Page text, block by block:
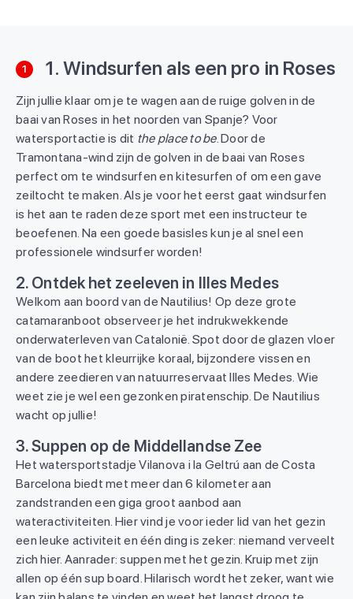
1 1. Windsurfen als een pro in Roses
Zijn jullie klaar om je te wagen aan de ruige golven in de
baai van Roses in het noorden van Spanje? Voor
watersportactie is dit the place to be. Door de
Tramontana-wind zijn de golven in de baai van Roses
perfect om te windsurfen en kitesurfen of om een gave
zeiltocht te maken. Als je voor het eerst gaat windsurfen
is het aan te raden deze sport met een instructeur te
beoefenen. Na een goede basisles kun je al snel een
professionele windsurfer worden!
2. Ontdek het zeeleven in Illes Medes
Welkom aan boord van de Nautilius! Op deze grote
catamaranboot observeer je het indrukwekkende
onderwaterleven van Catalonië. Spot door de glazen vloer
van de boot het kleurrijke koraal, bijzondere vissen en
andere zeedieren van natuurreservaat Illes Medes. Wie
weet zie je wel een gezonken piratenschip. De Nautilius
wacht op jullie!
3. Suppen op de Middellandse Zee
Het watersportstadje Vilanova i la Geltrú aan de Costa
Barcelona biedt met meer dan 6 kilometer aan
zandstranden een giga groot aanbod aan
wateractiviteiten. Hier vind je voor ieder lid van het gezin
een leuke activiteit en één ding is zeker: niemand verveelt
zich hier. Aanrader: suppen met het gezin. Kruip met zijn
allen op één sup board. Hilarisch wordt het zeker, want wie